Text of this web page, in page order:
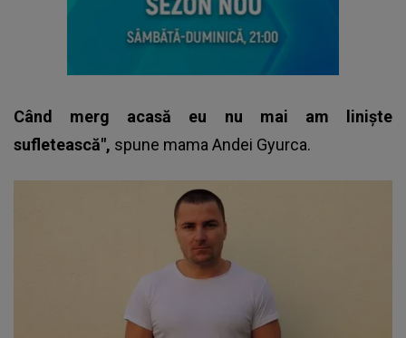
Când merg acasă eu nu mai am liniște
sufletească", spune mama Andei Gyurca.